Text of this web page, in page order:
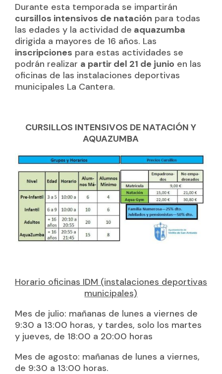
Durante esta temporada se impartirán
cursillos intensivos de natación para todas
las edades y la actividad de aquazumba
dirigida a mayores de 16 años. Las
inscripciones para estas actividades se
podrán realizar a partir del 21 de junio en las
oficinas de las instalaciones deportivas
municipales La Cantera.
CURSILLOS INTENSIVOS DE NATACIÓN Y
AQUAZUMBA
Horario oficinas IDM (instalaciones deportivas
municipales)
Mes de julio: mañanas de lunes a viernes de
9:30 a 13:00 horas, y tardes, solo los martes
y jueves, de 18:00 a 20:00 horas
Mes de agosto: mañanas de lunes a viernes,
de 9:30 a 13:00 horas.